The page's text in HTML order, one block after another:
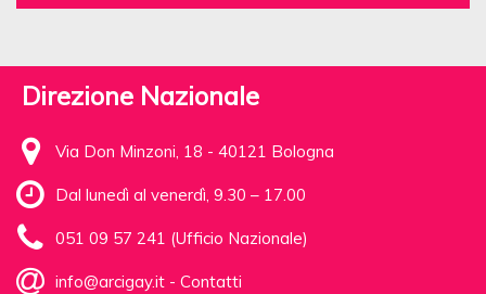
Direzione Nazionale
Via Don Minzoni, 18 - 40121 Bologna
Dal lunedì al venerdì, 9.30 – 17.00
051 09 57 241 (Ufficio Nazionale)
info@arcigay.it - Contatti